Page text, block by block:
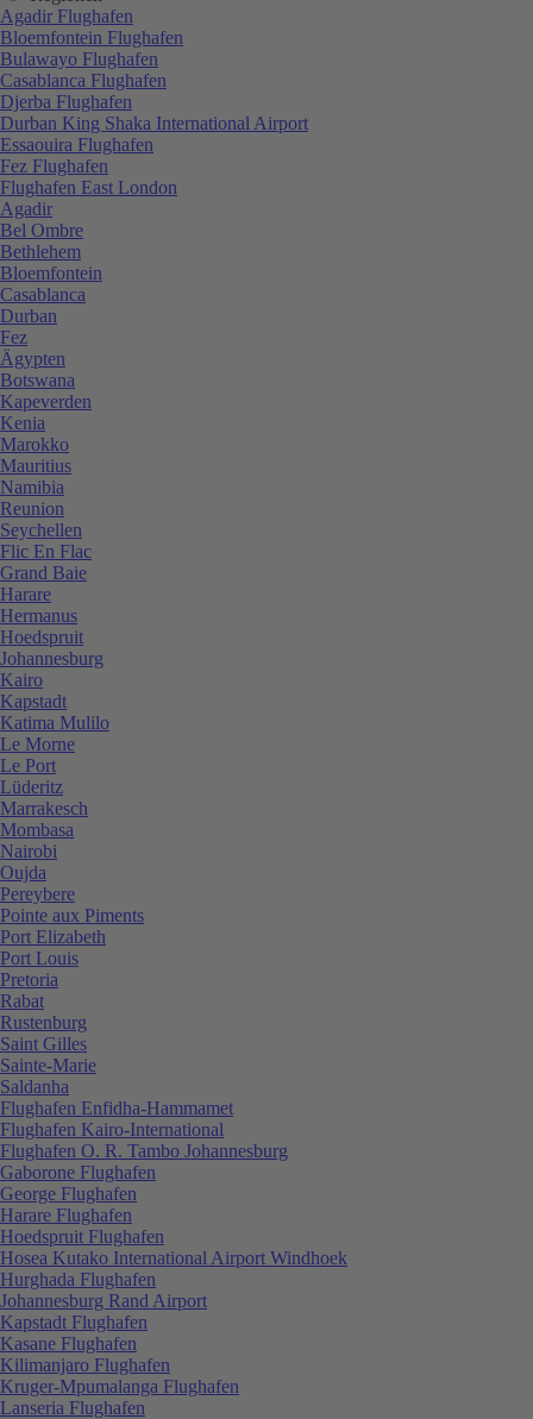
Agadir Flughafen
Bloemfontein Flughafen
Bulawayo Flughafen
Casablanca Flughafen
Djerba Flughafen
Durban King Shaka International Airport
Essaouira Flughafen
Fez Flughafen
Flughafen East London
Agadir
Bel Ombre
Bethlehem
Bloemfontein
Casablanca
Durban
Fez
Ägypten
Botswana
Kapeverden
Kenia
Marokko
Mauritius
Namibia
Reunion
Seychellen
Flic En Flac
Grand Baie
Harare
Hermanus
Hoedspruit
Johannesburg
Kairo
Kapstadt
Katima Mulilo
Le Morne
Le Port
Lüderitz
Marrakesch
Mombasa
Nairobi
Oujda
Pereybere
Pointe aux Piments
Port Elizabeth
Port Louis
Pretoria
Rabat
Rustenburg
Saint Gilles
Sainte-Marie
Saldanha
Flughafen Enfidha-Hammamet
Flughafen Kairo-International
Flughafen O. R. Tambo Johannesburg
Gaborone Flughafen
George Flughafen
Harare Flughafen
Hoedspruit Flughafen
Hosea Kutako International Airport Windhoek
Hurghada Flughafen
Johannesburg Rand Airport
Kapstadt Flughafen
Kasane Flughafen
Kilimanjaro Flughafen
Kruger-Mpumalanga Flughafen
Lanseria Flughafen